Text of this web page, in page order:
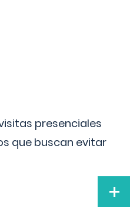
presenciales
que buscan evitar
+